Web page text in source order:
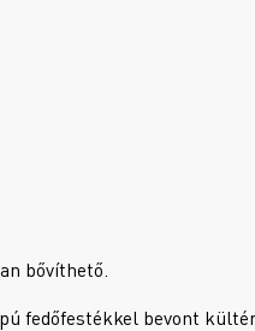
bővíthető.
fedőfestékkel bevont